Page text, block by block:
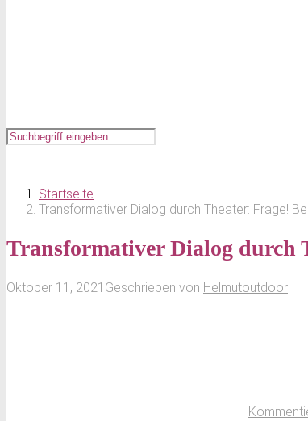
Startseite
Transformativer Dialog durch Theater: Frage!
Transformativer Dialog durch
Oktober 11, 2021 Geschrieben von Helmutoutdoor